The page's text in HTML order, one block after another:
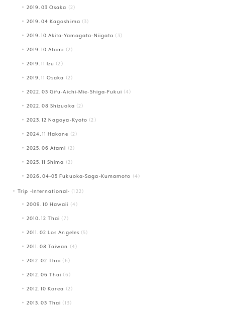
2019.03 Osaka (2)
2019.04 Kagoshima (3)
2019.10 Akita-Yamagata-Niigata (3)
2019.10 Atami (2)
2019.11 Izu (2)
2019.11 Osaka (2)
2022.03 Gifu-Aichi-Mie-Shiga-Fukui (4)
2022.08 Shizuoka (2)
2023.12 Nagoya-Kyoto (2)
2024.11 Hakone (2)
2025.06 Atami (2)
2025.11 Shima (2)
2026.04-05 Fukuoka-Saga-Kumamoto (4)
Trip -International- (122)
2009.10 Hawaii (4)
2010.12 Thai (7)
2011.02 Los Angeles (5)
2011.08 Taiwan (4)
2012.02 Thai (6)
2012.06 Thai (6)
2012.10 Korea (2)
2013.03 Thai (13)